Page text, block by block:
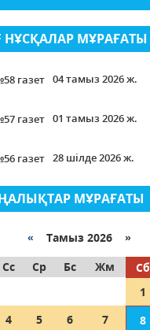
НҰСҚАЛАР МҰРАҒАТЫ
газет 04 тамыз 2026 ж.
газет 01 тамыз 2026 ж.
газет 28 шілде 2026 ж.
МҰРАҒАТЫ
« Тамыз 2026 »
Сс Ср Бс Жм Сб
1
4 5 6 7 8